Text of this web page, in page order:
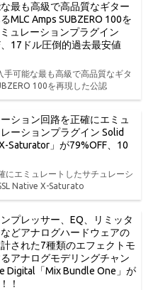
最も高級で高品質なギター
MLC Amps SUBZERO 100を
ュレーションプラグイン
、17ドル圧倒的過去最安値
可能な最も高級で高品質なギタ
100を再現した公認
ション回路を正確にエミュ
ーションプラグイン Solid
Saturator」が79%OFF、10
にエミュレートしたサチュレーシ
Native X-Saturato
プレッサー、EQ、リミッタ
どアナログハードウェアの
された7種類のエフェクトモ
アナログモデリングチャン
Digital「Mix Bundle One」が
！